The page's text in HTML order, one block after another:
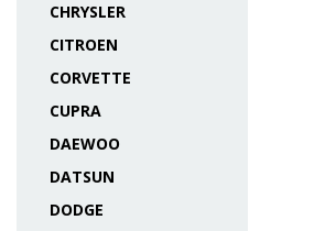
CHRYSLER
CITROEN
CORVETTE
CUPRA
DAEWOO
DATSUN
DODGE